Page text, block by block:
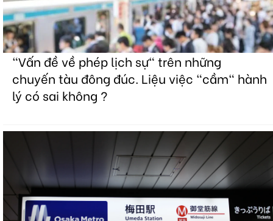
"Vấn đề về phép lịch sự" trên những
chuyến tàu đông đúc. Liệu việc "cầm" hành
lý có sai không ?